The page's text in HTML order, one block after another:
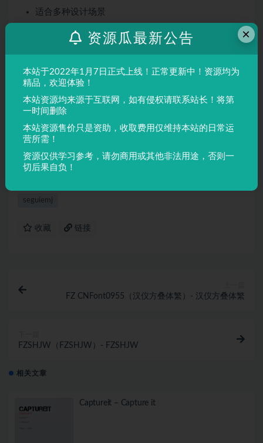
适合多种设计场景
屏幕显示与印刷均表现良好
适用场景
品牌设计、海报制作、广告排版、文创产品、包装设计等
需要独特视觉效果的场景。
声明：
本站所有文章，如无特殊说明或标注，均为本站原创发
布。任何个人或组织，在未征得本站同意时，禁止复制、盗用、
采集、发布本站内容到任何网站、书籍等各类媒体平台。如若本
站内容侵犯了原著者的合法权益，可联系我们进行处理。
seguiemj
收藏 链接
FZ CNFont0955（汉仪方叠体繁）- 汉仪方叠体繁
FZSHJW（FZSHJW）- FZSHJW
相关文章
Captureit – Capture it
×
资源瓜最新公告
本站于2022年1月7日正式上线！正常更新中！资源均为
精品，欢迎体验！
本站资源均来源于互联网，如有侵权请联系站长！将第
一时间删除
本站资源售价只是资助，收取费用仅维持本站的日常运
营所需！
资源仅供学习参考，请勿商用或其他非法用途，否则一
切后果自负！